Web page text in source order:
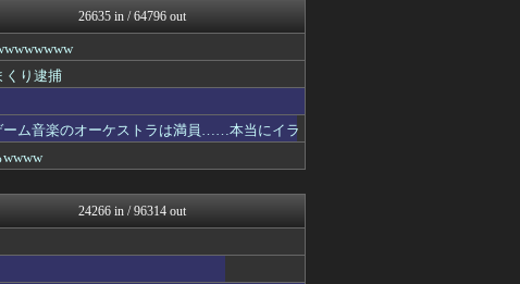
漫画まとめ速報
ぐら速 -声優まとめ速報-
最強ジャンプ放送局
アニゲー速報
GUNDAM.LOG｜ガン...
ああ言えばForYou
デジタルニューススレッド
わんこーる速報！
26635 in / 64796 out
くり逮捕
ーム音楽のオーケストラは満員……本当にイラ
24266 in / 96314 out